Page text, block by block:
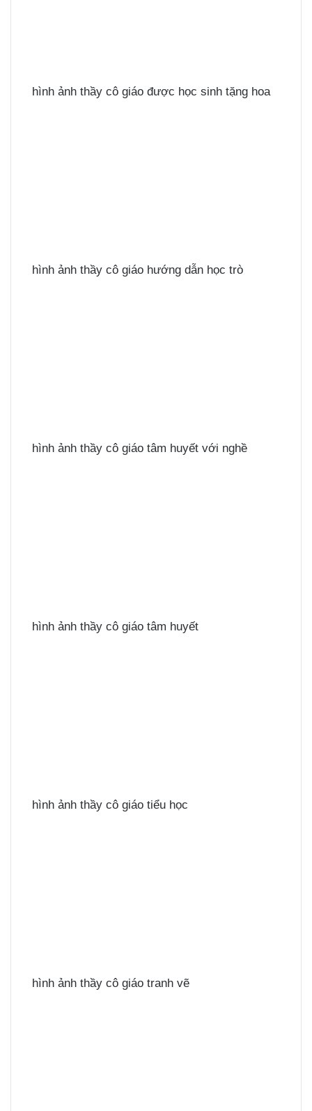
hình ảnh thầy cô giáo được học sinh tặng hoa
hình ảnh thầy cô giáo hướng dẫn học trò
hình ảnh thầy cô giáo tâm huyết với nghề
hình ảnh thầy cô giáo tâm huyết
hình ảnh thầy cô giáo tiểu học
hình ảnh thầy cô giáo tranh vẽ